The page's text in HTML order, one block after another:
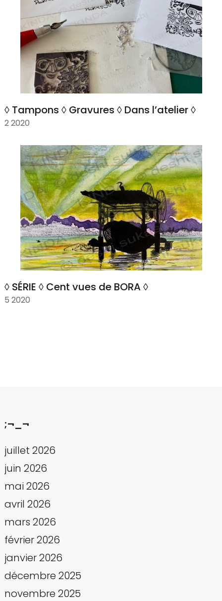
◊ Tampons ◊ Gravures ◊ Dans l’atelier ◊
2 2020
◊ SÉRIE ◊ Cent vues de BORA ◊
5 2020
;¬_¬
juillet 2026
juin 2026
mai 2026
avril 2026
mars 2026
février 2026
janvier 2026
décembre 2025
novembre 2025